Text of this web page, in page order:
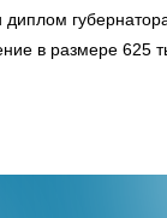
в размере 625